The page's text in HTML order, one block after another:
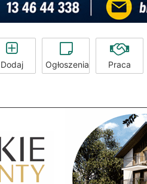
Dodaj Ogłoszenia Praca